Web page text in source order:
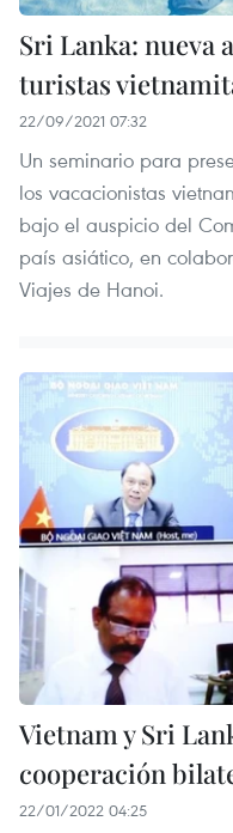
Sri Lanka: nueva
turistas
22/09/2021 07:32
Un seminario para
los vacacionistas
bajo el auspicio del
país asiático, en
Viajes de Hanoi.
Vietnam y Sri
cooperación
22/01/2022 04:25